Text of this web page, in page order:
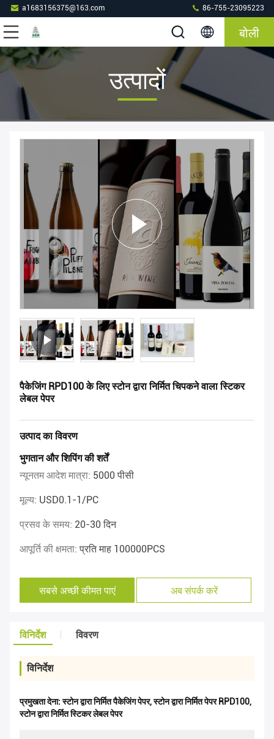
a1683156375@163.com 86-755-23095223
बोली
उत्पादों
पैकेजिंग RPD100 के लिए स्टोन द्वारा निर्मित चिपकने वाला स्टिकर
लेबल पेपर
उत्पाद का विवरण
भुगतान और शिपिंग की शर्तें
न्यूनतम आदेश मात्रा: 5000 पीसी
मूल्य: USD0.1-1/PC
प्रसव के समय: 20-30 दिन
आपूर्ति की क्षमता:प्रति माह 100000PCS
सबसे अच्छी कीमत पाएं अब संपर्क करें
विनिर्देश विवरण
विनिर्देश
प्रमुखता देना:स्टोन द्वारा निर्मित पैकेजिंग पेपर,स्टोन द्वारा निर्मित पेपर RPD100,
स्टोन द्वारा निर्मित स्टिकर लेबल पेपर